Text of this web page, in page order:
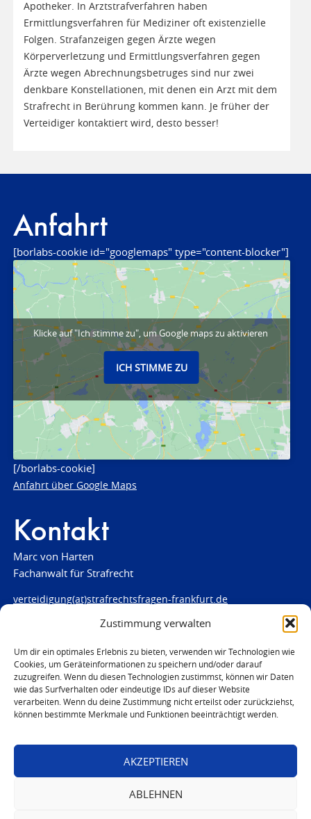
Zustimmung verwalten
Um dir ein optimales Erlebnis zu bieten, verwenden wir Technologien wie
Cookies, um Geräteinformationen zu speichern und/oder darauf
zuzugreifen. Wenn du diesen Technologien zustimmst, können wir Daten
wie das Surfverhalten oder eindeutige IDs auf dieser Website
verarbeiten. Wenn du deine Zustimmung nicht erteilst oder zurückziehst,
können bestimmte Merkmale und Funktionen beeinträchtigt werden.
AKZEPTIEREN
ABLEHNEN
Apotheker. In Arztstrafverfahren haben
Ermittlungsverfahren für Mediziner oft existenzielle
Folgen. Strafanzeigen gegen Ärzte wegen
Körperverletzung und Ermittlungsverfahren gegen
Ärzte wegen Abrechnungsbetruges sind nur zwei
denkbare Konstellationen, mit denen ein Arzt mit dem
Strafrecht in Berührung kommen kann. Je früher der
Verteidiger kontaktiert wird, desto besser!
Anfahrt
[borlabs-cookie id="googlemaps" type="content-blocker"]
Klicke auf "Ich stimme zu", um Google maps zu aktivieren
ICH STIMME ZU
[/borlabs-cookie]
Anfahrt über Google Maps
Kontakt
Marc von Harten
Fachanwalt für Strafrecht
verteidigung(at)strafrechtsfragen-frankfurt.de
www.strafrechtsfragen-frankfurt.de
Louisenstraße 84
61348 Bad Homburg
Telefon:06172 - 66 28 00
Telefax: 06172 - 66 28 01
0171 - 691 67 67